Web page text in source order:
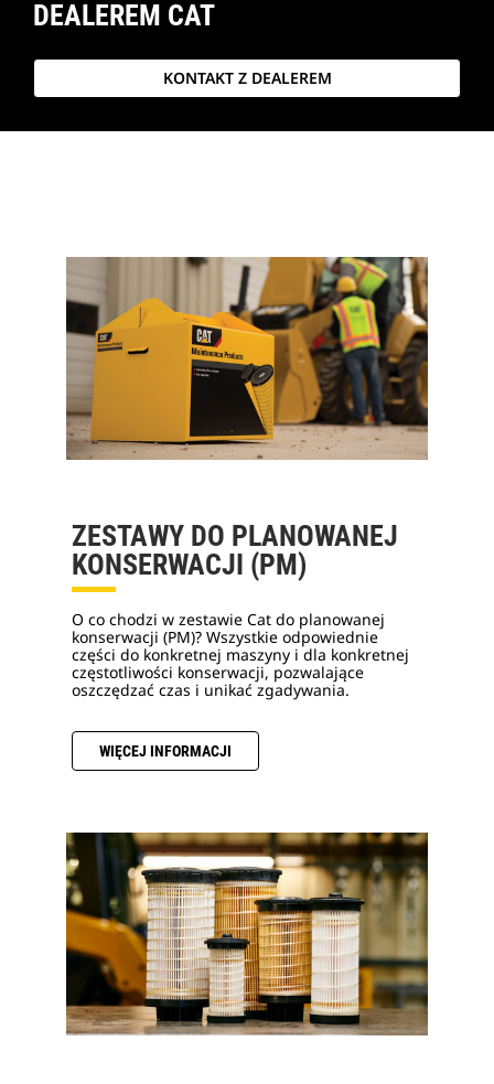
DEALEREM CAT
KONTAKT Z DEALEREM
ZESTAWY DO PLANOWANEJ
KONSERWACJI (PM)
O co chodzi w zestawie Cat do planowanej
konserwacji (PM)? Wszystkie odpowiednie
części do konkretnej maszyny i dla konkretnej
częstotliwości konserwacji, pozwalające
oszczędzać czas i unikać zgadywania.
WIĘCEJ INFORMACJI